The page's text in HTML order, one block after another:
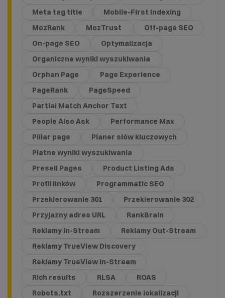
Meta tag title
Mobile-First Indexing
MozRank
MozTrust
Off-page SEO
On-page SEO
Optymalizacja
Organiczne wyniki wyszukiwania
Orphan Page
Page Experience
PageRank
PageSpeed
Partial Match Anchor Text
People Also Ask
Performance Max
Pillar page
Planer słów kluczowych
Płatne wyniki wyszukiwania
Presell Pages
Product Listing Ads
Profil linków
Programmatic SEO
Przekierowanie 301
Przekierowanie 302
Przyjazny adres URL
RankBrain
Reklamy In-Stream
Reklamy Out-Stream
Reklamy TrueView Discovery
Reklamy TrueView in-Stream
Rich results
RLSA
ROAS
Robots.txt
Rozszerzenie lokalizacji